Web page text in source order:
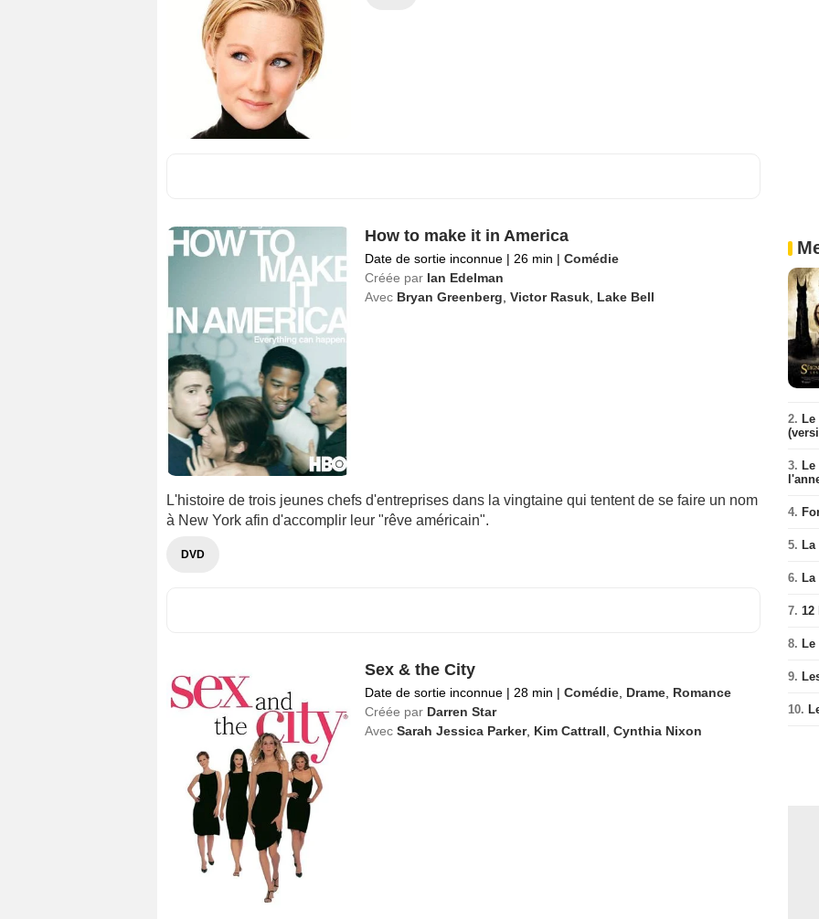
How to make it in America
Date de sortie inconnue | 26 min | Comédie
Créée par Ian Edelman
Avec Bryan Greenberg Victor Rasuk, Lake Bell
L'histoire de trois jeunes chefs d'entreprises dans la vingtaine qui tentent de se faire un nom
à New York afin d'accomplir leur "rêve américain".
DVD
Sex & the City
Date de sortie inconnue | 28 min | Comédie, Drame, Romance
Créée par Darren Star
Avec Sarah Jessica Parker, Kim Cattrall Cynthia Nixon
2.
3.
4.
5.
6.
7. 12
8.
9.
10.